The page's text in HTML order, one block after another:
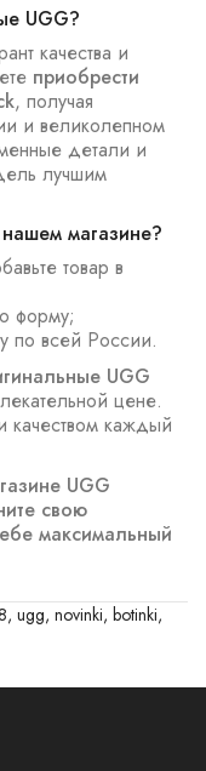
UGG?
качества и
приобрести
, получая
и великолепном
детали и
лучшим
магазине?
товар в
форму;
по всей России.
UGG
цене.
качеством каждый
UGG
свою
максимальный
, ugg, novinki, botinki,